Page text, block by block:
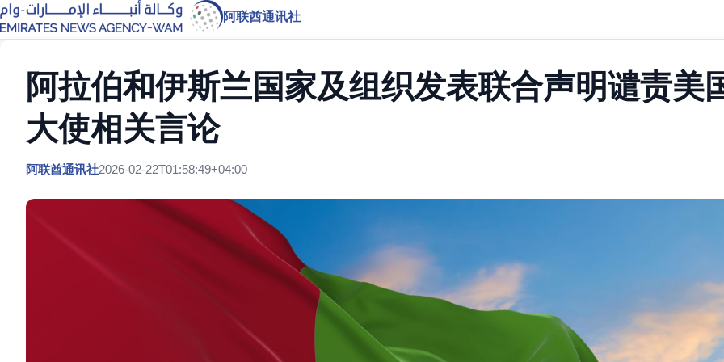
阿联酋通讯社
阿拉伯和伊斯兰国家及组织发表联合声明谴责美
大使相关言论
阿联酋通讯社2026-02-22T01:58:49+04:00